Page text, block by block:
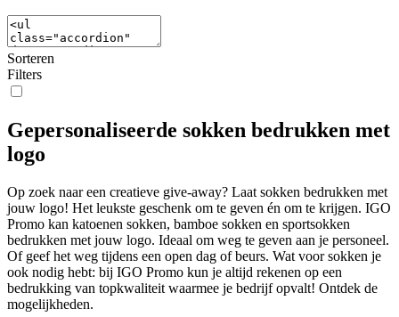
Sorteren
Filters
Gepersonaliseerde sokken bedrukken met
logo
Op zoek naar een creatieve give-away? Laat sokken bedrukken met
jouw logo! Het leukste geschenk om te geven én om te krijgen. IGO
Promo kan katoenen sokken, bamboe sokken en sportsokken
bedrukken met jouw logo. Ideaal om weg te geven aan je personeel.
Of geef het weg tijdens een open dag of beurs. Wat voor sokken je
ook nodig hebt: bij IGO Promo kun je altijd rekenen op een
bedrukking van topkwaliteit waarmee je bedrijf opvalt! Ontdek de
mogelijkheden.